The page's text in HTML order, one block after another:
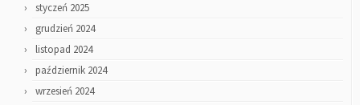
styczeń 2025
grudzień 2024
listopad 2024
październik 2024
wrzesień 2024